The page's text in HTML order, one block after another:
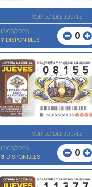
SORTEO DEL JUEVES
13/08/2026
7 DISPONIBLES 0
SORTEO DEL JUEVES
13/08/2026
3 DISPONIBLES 0